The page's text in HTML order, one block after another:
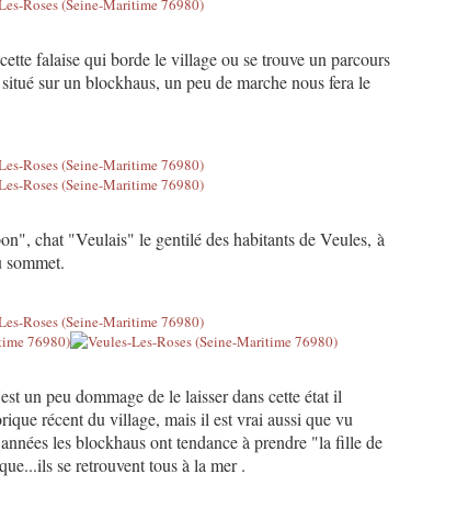
falaise qui borde le village ou se trouve un parcours
sur un blockhaus, un peu de marche nous fera le
chat "Veulais" le gentilé des habitants de Veules, à
sommet.
un peu dommage de le laisser dans cette état il
récent du village, mais il est vrai aussi que vu
les blockhaus ont tendance à prendre "la fille de
se retrouvent tous à la mer .